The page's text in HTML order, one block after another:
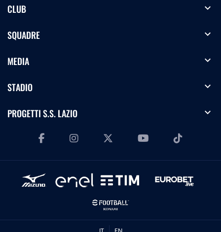
CLUB expand_more
SQUADRE expand_more
MEDIA expand_more
STADIO expand_more
PROGETTI S.S. LAZIO expand_more